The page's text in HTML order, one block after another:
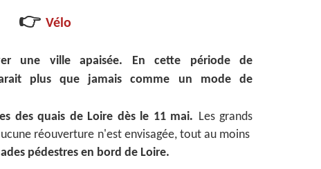
👉 Vélo
une ville apaisée. En cette période de
plus que jamais comme un mode de
des quais de Loire dès le 11 mai. Les grands
réouverture n'est envisagée, tout au moins
pédestres en bord de Loire.